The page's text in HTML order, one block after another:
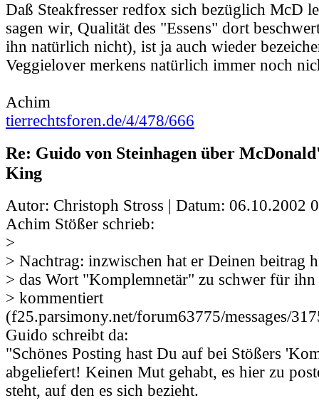
Daß Steakfresser redfox sich bezüglich McD
sagen wir, Qualität des "Essens" dort
ihn natürlich nicht), ist ja auch wieder
Veggielover merkens natürlich immer noch
Achim
tierrechtsforen.de/4/478/666
Re: Guido von Steinhagen über
King
Autor: Christoph Stross | Datum: 06.10.2002
Achim Stößer schrieb:
>
> Nachtrag: inzwischen hat er Deinen beitrag
> das Wort "Komplemnetär" zu schwer für
> kommentiert
(f25.parsimony.net/forum63775/messages/
Guido schreibt da:
"Schönes Posting hast Du auf bei Stößers
abgeliefert! Keinen Mut gehabt, es hier zu
steht, auf den es sich bezieht.